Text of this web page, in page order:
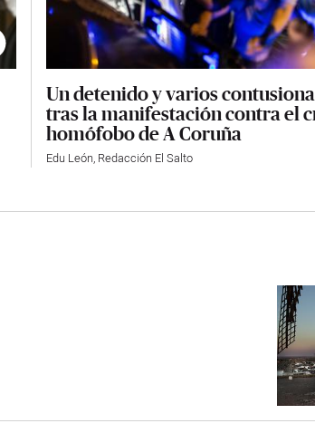
Un detenido y varios
tras la manifestación contra el
homófobo de A Coruña
Edu León, Redacción El Salto